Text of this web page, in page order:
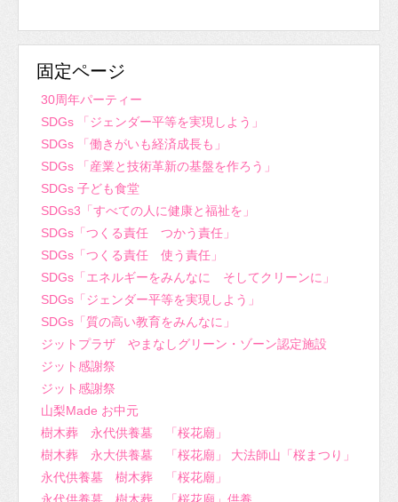
固定ページ
30周年パーティー
SDGs 「ジェンダー平等を実現しよう」
SDGs 「働きがいも経済成長も」
SDGs 「産業と技術革新の基盤を作ろう」
SDGs 子ども食堂
SDGs3「すべての人に健康と福祉を」
SDGs「つくる責任 つかう責任」
SDGs「つくる責任 使う責任」
SDGs「エネルギーをみんなに そしてクリーンに」
SDGs「ジェンダー平等を実現しよう」
SDGs「質の高い教育をみんなに」
ジットプラザ やまなしグリーン・ゾーン認定施設
ジット感謝祭
ジット感謝祭
山梨Made お中元
樹木葬 永代供養墓 「桜花廟」
樹木葬 永大供養墓 「桜花廟」 大法師山「桜まつり」
永代供養墓 樹木葬 「桜花廟」
永代供養墓 樹木葬 「桜花廟」供養